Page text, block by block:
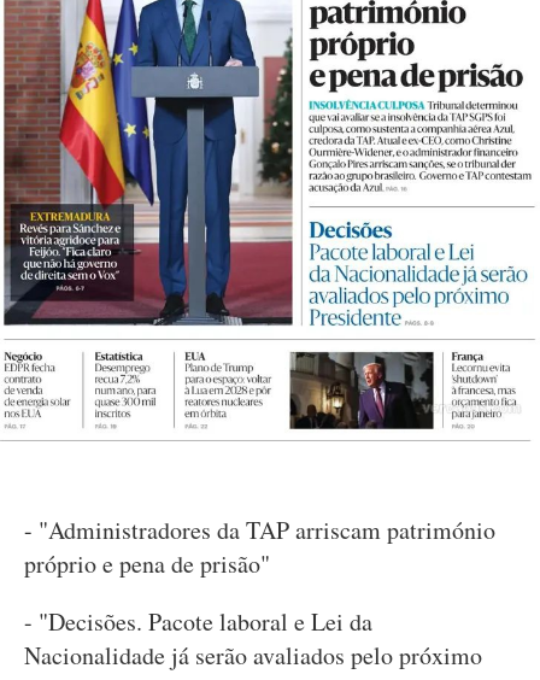
- "Administradores da TAP arriscam património
próprio e pena de prisão"
- "Decisões. Pacote laboral e Lei da
Nacionalidade já serão avaliados pelo próximo